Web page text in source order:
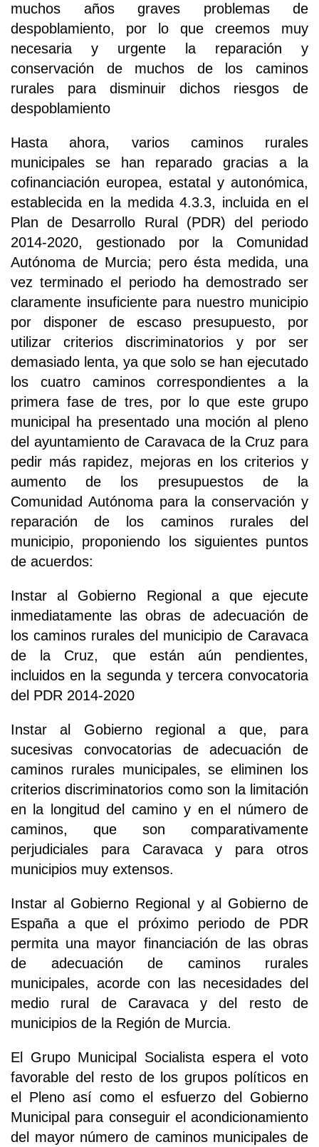
muchos años graves problemas de
despoblamiento, por lo que creemos muy
necesaria y urgente la reparación y
conservación de muchos de los caminos
rurales para disminuir dichos riesgos de
despoblamiento
Hasta ahora, varios caminos rurales
municipales se han reparado gracias a la
cofinanciación europea, estatal y autonómica,
establecida en la medida 4.3.3, incluida en el
Plan de Desarrollo Rural (PDR) del periodo
2014-2020, gestionado por la Comunidad
Autónoma de Murcia; pero ésta medida, una
vez terminado el periodo ha demostrado ser
claramente insuficiente para nuestro municipio
por disponer de escaso presupuesto, por
utilizar criterios discriminatorios y por ser
demasiado lenta, ya que solo se han ejecutado
los cuatro caminos correspondientes a la
primera fase de tres, por lo que este grupo
municipal ha presentado una moción al pleno
del ayuntamiento de Caravaca de la Cruz para
pedir más rapidez, mejoras en los criterios y
aumento de los presupuestos de la
Comunidad Autónoma para la conservación y
reparación de los caminos rurales del
municipio, proponiendo los siguientes puntos
de acuerdos:
Instar al Gobierno Regional a que ejecute
inmediatamente las obras de adecuación de
los caminos rurales del municipio de Caravaca
de la Cruz, que están aún pendientes,
incluidos en la segunda y tercera convocatoria
del PDR 2014-2020
Instar al Gobierno regional a que, para
sucesivas convocatorias de adecuación de
caminos rurales municipales, se eliminen los
criterios discriminatorios como son la limitación
en la longitud del camino y en el número de
caminos, que son comparativamente
perjudiciales para Caravaca y para otros
municipios muy extensos.
Instar al Gobierno Regional y al Gobierno de
España a que el próximo periodo de PDR
permita una mayor financiación de las obras
de adecuación de caminos rurales
municipales, acorde con las necesidades del
medio rural de Caravaca y del resto de
municipios de la Región de Murcia.
El Grupo Municipal Socialista espera el voto
favorable del resto de los grupos políticos en
el Pleno así como el esfuerzo del Gobierno
Municipal para conseguir el acondicionamiento
del mayor número de caminos municipales de